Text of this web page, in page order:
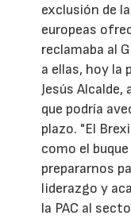
exclusión de
europeas
reclamaba al
a ellas, hoy la
Jesús
que podría
plazo. "El
como el
prepararnos
liderazgo y
la PAC al